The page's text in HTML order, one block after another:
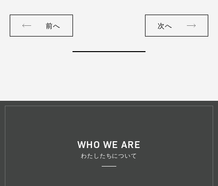
前へ 次へ
WHO WE ARE
わたしたちについて